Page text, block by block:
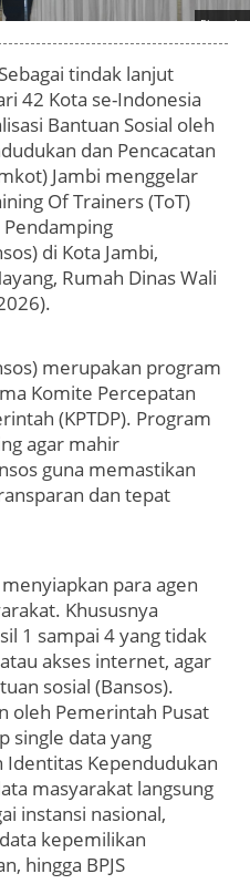
Photo by
tindak lanjut
42 Kota se-Indonesia
Bantuan Sosial oleh
dan Pencacatan
Jambi menggelar
Of Trainers (ToT)
di Kota Jambi,
Rumah Dinas Wali
merupakan program
Komite Percepatan
(KPTDP). Program
agar mahir
guna memastikan
dan tepat
para agen
Khususnya
1 sampai 4 yang tidak
akses internet, agar
sosial (Bansos).
oleh Pemerintah Pusat
single data yang
Kependudukan
masyarakat langsung
instansi nasional,
kepemilikan
hingga BPJS